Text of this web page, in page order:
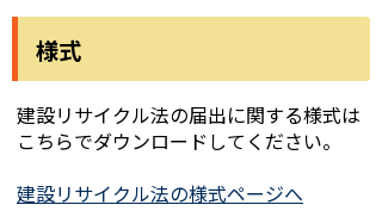
様式
建設リサイクル法の届出に関する様式は
こちらでダウンロードしてください。
建設リサイクル法の様式ページへ